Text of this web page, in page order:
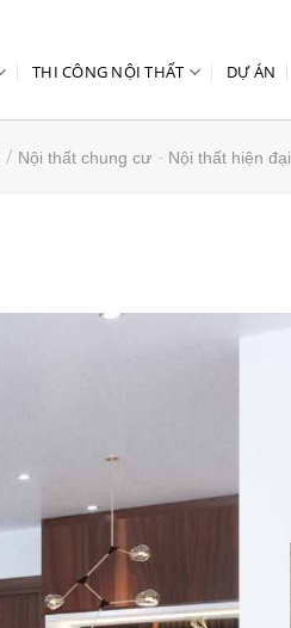
THI CÔNG NỘI THẤT DỰ ÁN
/ Nội thất chung cư - Nội thất hiện đại